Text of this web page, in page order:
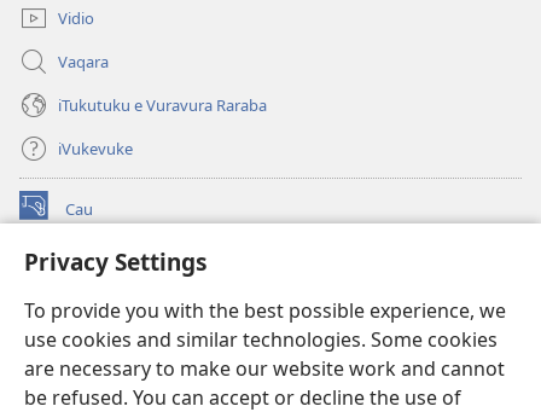
Privacy Settings
To provide you with the best possible experience, we
use cookies and similar technologies. Some cookies
are necessary to make our website work and cannot
be refused. You can accept or decline the use of
Vidio
Vaqara
iTukutuku e Vuravura Raraba
iVukevuke
Cau
(opens
window)Watchtower LAIBRI ENA INTERNET™
new
window)JW Hub ®
(opens
new
window)
®